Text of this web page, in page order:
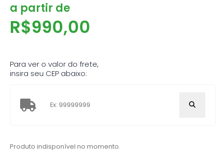
a partir de
R$990,00
Para ver o valor do frete,
insira seu CEP abaixo:
Produto indisponível no momento.